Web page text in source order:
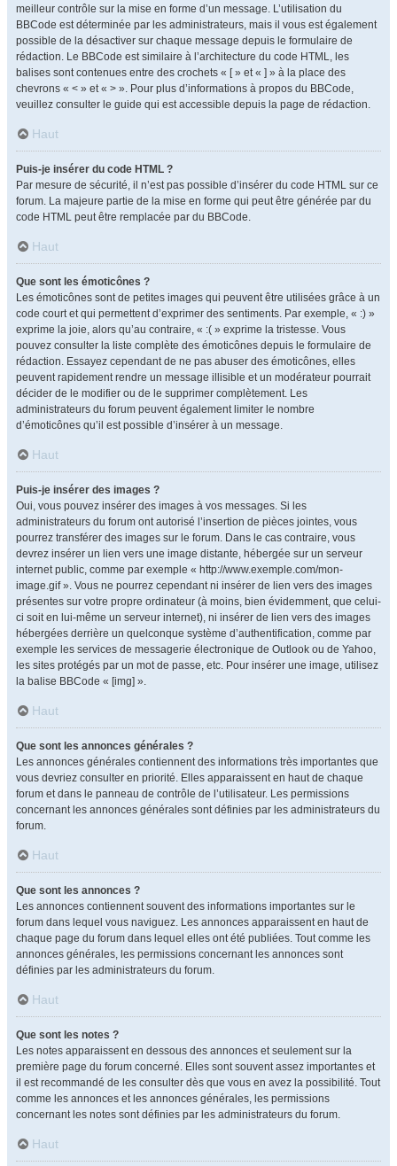
meilleur contrôle sur la mise en forme d’un message. L’utilisation du
BBCode est déterminée par les administrateurs, mais il vous est également
possible de la désactiver sur chaque message depuis le formulaire de
rédaction. Le BBCode est similaire à l’architecture du code HTML, les
balises sont contenues entre des crochets « [ » et « ] » à la place des
chevrons « < » et « > ». Pour plus d’informations à propos du BBCode,
veuillez consulter le guide qui est accessible depuis la page de rédaction.
Haut
Puis-je insérer du code HTML ?
Par mesure de sécurité, il n’est pas possible d’insérer du code HTML sur ce
forum. La majeure partie de la mise en forme qui peut être générée par du
code HTML peut être remplacée par du BBCode.
Haut
Que sont les émoticônes ?
Les émoticônes sont de petites images qui peuvent être utilisées grâce à un
code court et qui permettent d’exprimer des sentiments. Par exemple, « :) »
exprime la joie, alors qu’au contraire, « :( » exprime la tristesse. Vous
pouvez consulter la liste complète des émoticônes depuis le formulaire de
rédaction. Essayez cependant de ne pas abuser des émoticônes, elles
peuvent rapidement rendre un message illisible et un modérateur pourrait
décider de le modifier ou de le supprimer complètement. Les
administrateurs du forum peuvent également limiter le nombre
d’émoticônes qu’il est possible d’insérer à un message.
Haut
Puis-je insérer des images ?
Oui, vous pouvez insérer des images à vos messages. Si les
administrateurs du forum ont autorisé l’insertion de pièces jointes, vous
pourrez transférer des images sur le forum. Dans le cas contraire, vous
devrez insérer un lien vers une image distante, hébergée sur un serveur
internet public, comme par exemple « http://www.exemple.com/mon-
image.gif ». Vous ne pourrez cependant ni insérer de lien vers des images
présentes sur votre propre ordinateur (à moins, bien évidemment, que celui-
ci soit en lui-même un serveur internet), ni insérer de lien vers des images
hébergées derrière un quelconque système d’authentification, comme par
exemple les services de messagerie électronique de Outlook ou de Yahoo,
les sites protégés par un mot de passe, etc. Pour insérer une image, utilisez
la balise BBCode « [img] ».
Haut
Que sont les annonces générales ?
Les annonces générales contiennent des informations très importantes que
vous devriez consulter en priorité. Elles apparaissent en haut de chaque
forum et dans le panneau de contrôle de l’utilisateur. Les permissions
concernant les annonces générales sont définies par les administrateurs du
forum.
Haut
Que sont les annonces ?
Les annonces contiennent souvent des informations importantes sur le
forum dans lequel vous naviguez. Les annonces apparaissent en haut de
chaque page du forum dans lequel elles ont été publiées. Tout comme les
annonces générales, les permissions concernant les annonces sont
définies par les administrateurs du forum.
Haut
Que sont les notes ?
Les notes apparaissent en dessous des annonces et seulement sur la
première page du forum concerné. Elles sont souvent assez importantes et
il est recommandé de les consulter dès que vous en avez la possibilité. Tout
comme les annonces et les annonces générales, les permissions
concernant les notes sont définies par les administrateurs du forum.
Haut